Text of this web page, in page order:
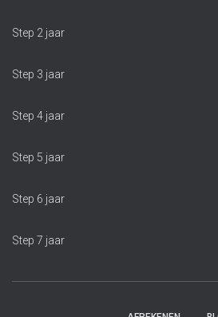
Step 2 jaar
Step 3 jaar
Step 4 jaar
Step 5 jaar
Step 6 jaar
Step 7 jaar